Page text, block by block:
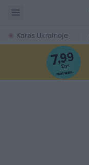
Karas Ukrainoje